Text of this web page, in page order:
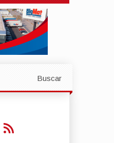
Buscar
Feed RSS